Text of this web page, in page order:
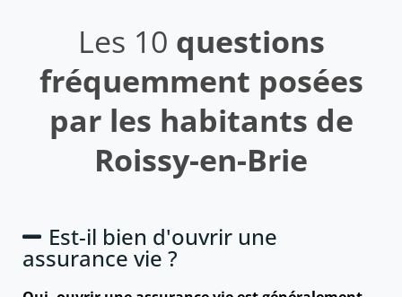
Les 10 questions
fréquemment posées
par les habitants de
Roissy-en-Brie
Est-il bien d'ouvrir une
assurance vie ?